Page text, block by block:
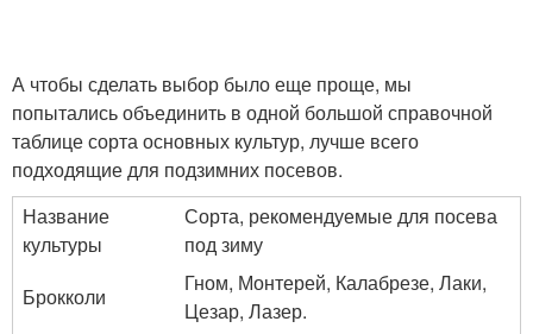
А чтобы сделать выбор было еще проще, мы
попытались объединить в одной большой справочной
таблице сорта основных культур, лучше всего
подходящие для подзимних посевов.
Название
культуры
Сорта, рекомендуемые для посева
под зиму
Брокколи
Гном, Монтерей, Калабрезе, Лаки,
Цезар, Лазер.